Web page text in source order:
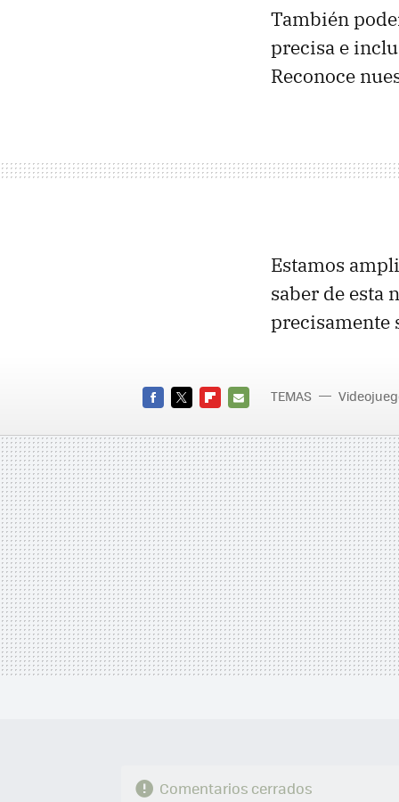
También
precisa e
Reconoce
Estamos
saber de esta
precisamente
MAIL
TEMAS
Comentarios cerrados